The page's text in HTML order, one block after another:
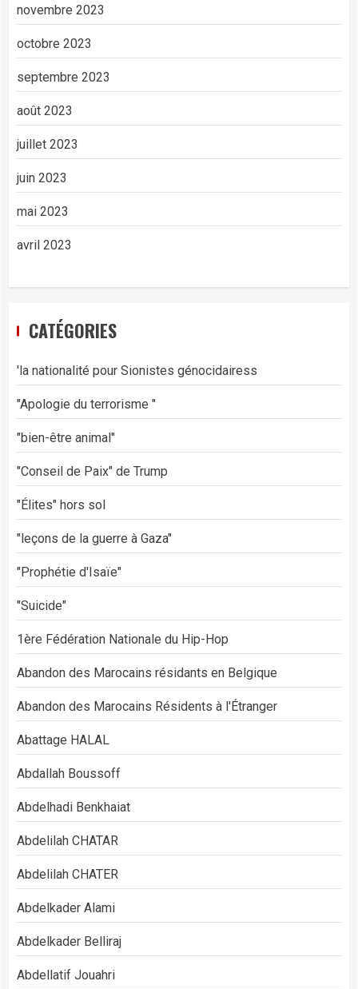
novembre 2023
octobre 2023
septembre 2023
août 2023
juillet 2023
juin 2023
mai 2023
avril 2023
CATÉGORIES
'la nationalité pour Sionistes génocidairess
"Apologie du terrorisme "
"bien-être animal"
"Conseil de Paix" de Trump
"Élites" hors sol
"leçons de la guerre à Gaza"
"Prophétie d'Isaïe"
"Suicide"
1ère Fédération Nationale du Hip-Hop
Abandon des Marocains résidants en Belgique
Abandon des Marocains Résidents à l'Étranger
Abattage HALAL
Abdallah Boussoff
Abdelhadi Benkhaiat
Abdelilah CHATAR
Abdelilah CHATER
Abdelkader Alami
Abdelkader Belliraj
Abdellatif Jouahri